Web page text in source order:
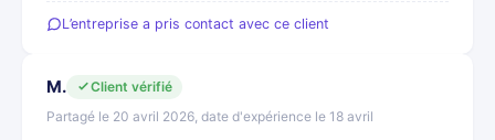
L’entreprise a pris contact avec ce client
M.
Client vérifié
Partagé le 20 avril 2026, date d'expérience le 18 avril